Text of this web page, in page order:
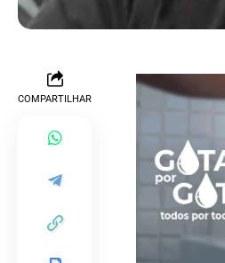
COMPARTILHAR